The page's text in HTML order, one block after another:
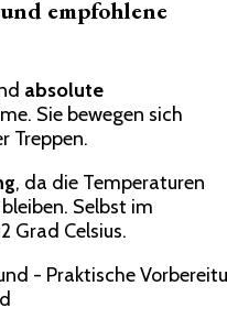
empfohlene
absolute
Sie bewegen sich
Treppen.
, da die Temperaturen
Selbst im
Grad Celsius.